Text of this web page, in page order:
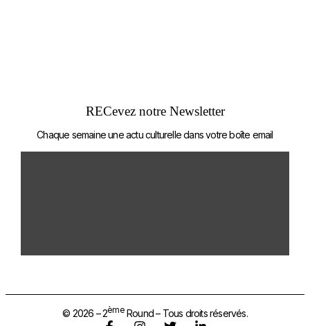
RECevez notre Newsletter
Chaque semaine une actu culturelle dans votre boîte email
© 2026 – 2èmeRound – Tous droits réservés.